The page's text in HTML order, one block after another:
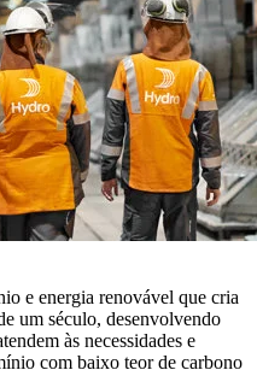
e energia renovável que cria
um século, desenvolvendo
às necessidades e
com baixo teor de carbono